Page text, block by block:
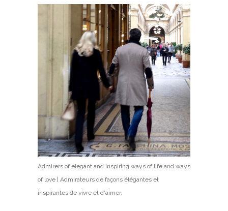
Admirers of elegant and inspiring ways of life and ways
of love | Admirateurs de façons élégantes et
inspirantes de vivre et d'aimer.